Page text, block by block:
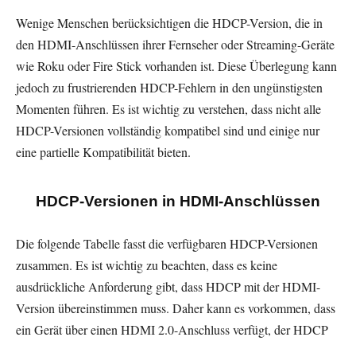
Wenige Menschen berücksichtigen die HDCP-Version, die in
den HDMI-Anschlüssen ihrer Fernseher oder Streaming-Geräte
wie Roku oder Fire Stick vorhanden ist. Diese Überlegung kann
jedoch zu frustrierenden HDCP-Fehlern in den ungünstigsten
Momenten führen. Es ist wichtig zu verstehen, dass nicht alle
HDCP-Versionen vollständig kompatibel sind und einige nur
eine partielle Kompatibilität bieten.
HDCP-Versionen in HDMI-Anschlüssen
Die folgende Tabelle fasst die verfügbaren HDCP-Versionen
zusammen. Es ist wichtig zu beachten, dass es keine
ausdrückliche Anforderung gibt, dass HDCP mit der HDMI-
Version übereinstimmen muss. Daher kann es vorkommen, dass
ein Gerät über einen HDMI 2.0-Anschluss verfügt, der HDCP